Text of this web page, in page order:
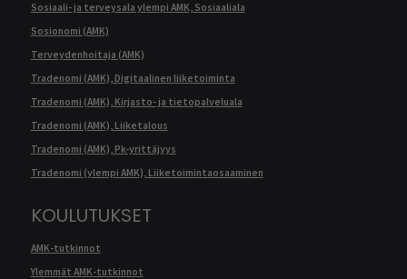
Sosiaali- ja terveysala ylempi AMK, Sosiaaliala
Sosionomi (AMK)
Terveydenhoitaja (AMK)
Tradenomi (AMK), Digitaalinen liiketoiminta
Tradenomi (AMK), Kirjasto- ja tietopalveluala
Tradenomi (AMK), Liiketalous
Tradenomi (AMK), Pk-yrittäjyys
Tradenomi (ylempi AMK), Liiketoimintaosaaminen
KOULUTUKSET
AMK-tutkinnot
Ylemmät AMK-tutkinnot